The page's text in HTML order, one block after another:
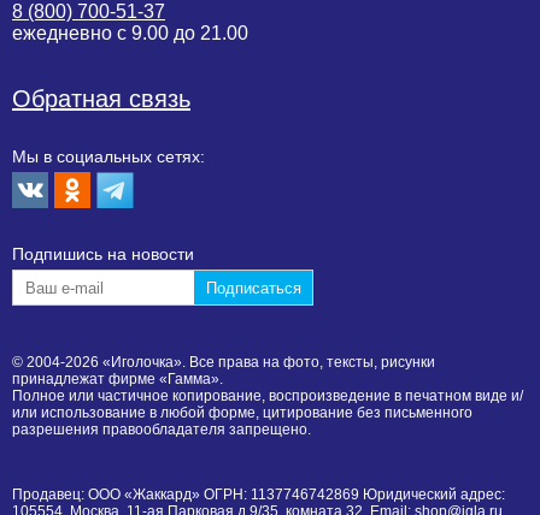
8 (800) 700-51-37
ежедневно с 9.00 до 21.00
Обратная связь
Мы в социальных сетях:
Подпишиcь на новости
© 2004-2026 «Иголочка». Все права на фото, тексты, рисунки
принадлежат фирме «Гамма».
Полное или частичное копирование, воспроизведение в печатном виде и/
или использование в любой форме, цитирование без письменного
разрешения правообладателя запрещено.
Продавец: ООО «Жаккард» ОГРН: 1137746742869 Юридический адрес: